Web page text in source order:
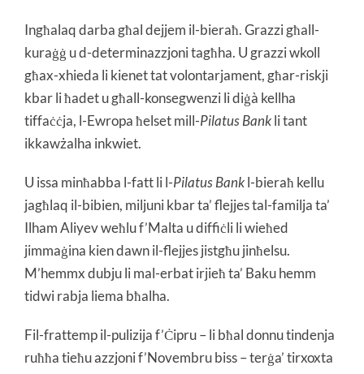
Ingħalaq darba għal dejjem il-bieraħ. Grazzi għall-
kuraġġ u d-determinazzjoni tagħha. U grazzi wkoll
għax-xhieda li kienet tat volontarjament, għar-riskji
kbar li ħadet u għall-konsegwenzi li diġà kellha
tiffaċċja, l-Ewropa ħelset mill-Pilatus Bankli tant
ikkawżalha inkwiet.
U issa minħabba l-fatt li l-Pilatus Bankl-bieraħ kellu
jagħlaq il-bibien, miljuni kbar ta’ flejjes tal-familja ta’
Ilham Aliyev weħlu f’Malta u diffiċli li wieħed
jimmaġina kien dawn il-flejjes jistgħu jinħelsu.
M’hemmx dubju li mal-erbat irjieħ ta’ Baku hemm
tidwi rabja liema bħalha.
Fil-frattemp il-pulizija f’Ċipru – li bħal donnu tindenja
ruħħa tieħu azzjoni f’Novembru biss – terġa’ tirxoxta